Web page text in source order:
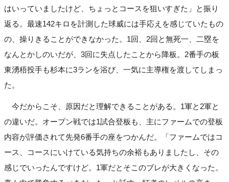
はいっていましたけど、ちょっとコースを狙いすぎた」と振り
返る。最速142キロを計測した球威には手応えを感じていたもの
の、操りきることができなかった。1回、2回と無死一、二塁を
なんとかしのいだが、3回に失点したことから降板。2番手の板
東湧梧投手も杉本に3ランを浴び、一気に主導権を渡してしまっ
た。
今だからこそ、原因だと理解できることがある。1軍と2軍と
の違いだ。オープン戦では1試合登板も、主にファームでの登板
内容が評価されて先発6番手の座をつかんだ。「ファームではコ
ース、コースにいけている気持ちの余裕もありましたし、その
感じでいったんですけど。1軍だとそこのブレが大きくなった。